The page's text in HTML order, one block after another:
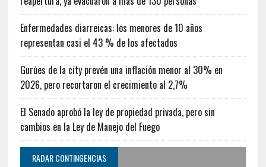
Enfermedades diarreicas: los menores de 10 años
representan casi el 43 % de los afectados
Gurúes de la city prevén una inflación menor al 30% en
2026, pero recortaron el crecimiento al 2,7%
El Senado aprobó la ley de propiedad privada, pero sin
cambios en la Ley de Manejo del Fuego
RADAR CONTINGENCIAS